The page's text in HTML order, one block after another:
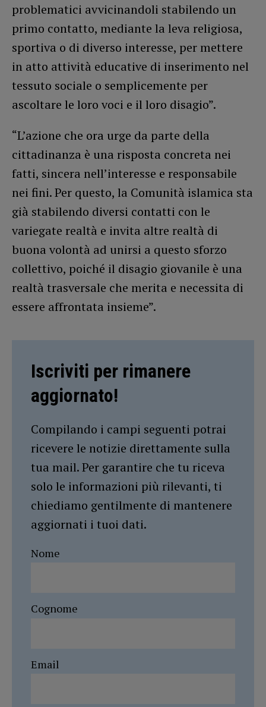
problematici avvicinandoli stabilendo un
primo contatto, mediante la leva religiosa,
sportiva o di diverso interesse, per mettere
in atto attività educative di inserimento nel
tessuto sociale o semplicemente per
ascoltare le loro voci e il loro disagio”.
“L’azione che ora urge da parte della
cittadinanza è una risposta concreta nei
fatti, sincera nell’interesse e responsabile
nei fini. Per questo, la Comunità islamica sta
già stabilendo diversi contatti con le
variegate realtà e invita altre realtà di
buona volontà ad unirsi a questo sforzo
collettivo, poiché il disagio giovanile è una
realtà trasversale che merita e necessita di
essere affrontata insieme”.
Iscriviti per rimanere
aggiornato!
Compilando i campi seguenti potrai
ricevere le notizie direttamente sulla
tua mail. Per garantire che tu riceva
solo le informazioni più rilevanti, ti
chiediamo gentilmente di mantenere
aggiornati i tuoi dati.
Nome
Cognome
Email